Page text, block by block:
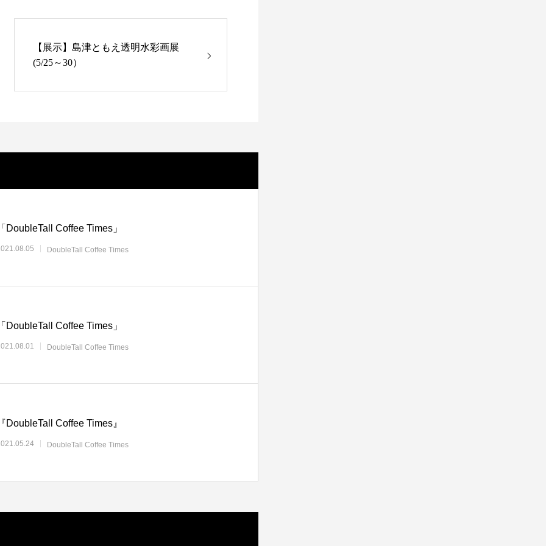
【展示】島津ともえ透明水彩画展
(5/25～30）
DoubleTall Coffee Times」
DoubleTall Coffee Times
DoubleTall Coffee Times」
DoubleTall Coffee Times
DoubleTall Coffee Times』
DoubleTall Coffee Times